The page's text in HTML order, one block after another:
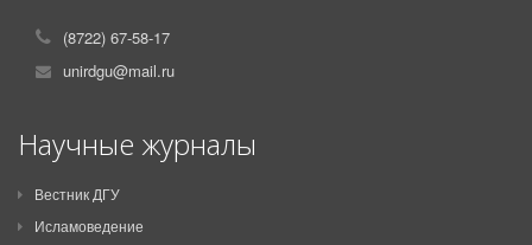
(8722) 67-58-17
unirdgu@mail.ru
Научные журналы
Вестник ДГУ
Исламоведение